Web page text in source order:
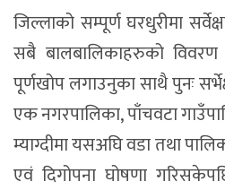
जिल्लाको सम्पूर्ण घरधुरीमा
सबै बालबालिकाहरुको
पूर्णखोप लगाउनुका साथै पुनः
एक नगरपालिका, पाँचवटा
म्याग्दीमा यसअघि वडा तथा
एवं दिगोपना घोषणा